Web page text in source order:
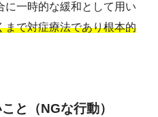
に一時的な緩和として用い
まで対症療法であり根本的
と（NGな行動）